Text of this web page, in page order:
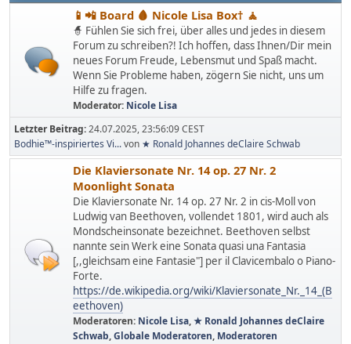
📱📲 Board 🩸 Nicole Lisa Box† 🧘
🧙 Fühlen Sie sich frei, über alles und jedes in diesem
Forum zu schreiben?! Ich hoffen, dass Ihnen/Dir mein
neues Forum Freude, Lebensmut und Spaß macht.
Wenn Sie Probleme haben, zögern Sie nicht, uns um
Hilfe zu fragen.
Moderator: Nicole Lisa
Letzter Beitrag:24.07.2025, 23:56:09 CEST
Bodhie™-inspiriertes Vi...von ★ Ronald Johannes deClaire Schwab
Die Klaviersonate Nr. 14 op. 27 Nr. 2
Moonlight Sonata
Die Klaviersonate Nr. 14 op. 27 Nr. 2 in cis-Moll von
Ludwig van Beethoven, vollendet 1801, wird auch als
Mondscheinsonate bezeichnet. Beethoven selbst
nannte sein Werk eine Sonata quasi una Fantasia
[,,gleichsam eine Fantasie"] per il Clavicembalo o Piano-
Forte.
https://de.wikipedia.org/wiki/Klaviersonate_Nr._14_(B
eethoven)
Moderatoren: Nicole Lisa,★ Ronald Johannes deClaire
Schwab,Globale Moderatoren, Moderatoren